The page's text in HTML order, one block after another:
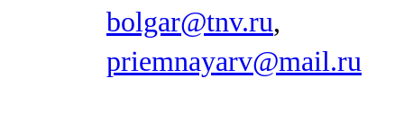
bolgar@tnv.ru,
priemnayarv@mail.ru